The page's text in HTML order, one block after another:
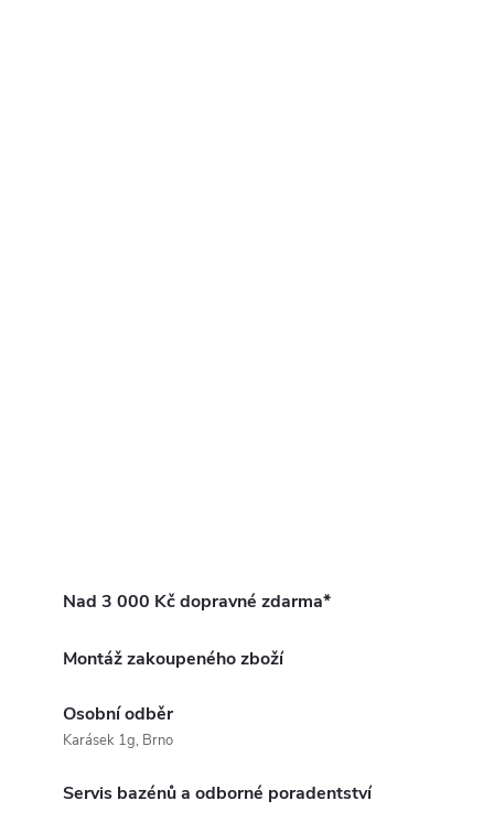
Nad 3 000 Kč dopravné zdarma*
Montáž zakoupeného zboží
Osobní odběr
Karásek 1g, Brno
Servis bazénů a odborné poradentství